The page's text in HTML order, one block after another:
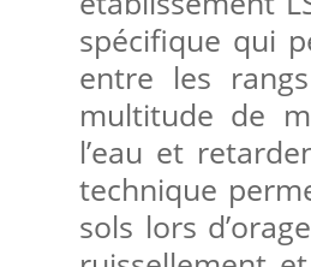
spécifique qui
entre les
multitude de
l’eau et
technique
sols lors